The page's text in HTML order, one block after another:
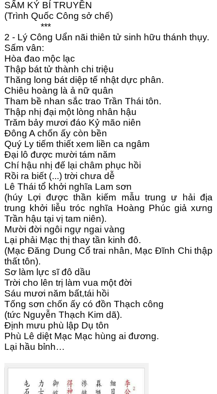
Góc chia sẻ
Tìm kiếm
SẤM KÝ BÍ TRUYỀN
(Trình Quốc Công sở chế)
***
2 - Lý Công Uẩn nãi thiên tử sinh hữu thánh thụy.
Sấm vân:
Hòa đao mộc lạc
Thập bát tử thành chi triệu
Thăng long bát diệp tế nhật dực phân.
Chiêu hoàng là ả nữ quân
Tham bề nhan sắc trao Trần Thái tôn.
Thập nhị đại một lòng nhân hậu
Trăm bảy mươi đáo Kỷ mão niên
Đông A chốn ấy còn bền
Quý Ly tiếm thiết xem liền ca ngâm
Đại lô được mười tám năm
Chí hậu nhị đế lại châm phục hồi
Rồi ra biết (...) trời chưa dễ
Lê Thái tổ khởi nghĩa Lam sơn
(húy Lợi được thần kiếm mẫu trung ư hải địa
trung khởi liễu tróc nghĩa Hoàng Phúc giả xưng
Trần hậu tại vị tam niên).
Mười đời ngôi ngự ngai vàng
Lại phải Mạc thị thay tần kinh đô.
(Mạc Đăng Dung Cổ trai nhân, Mạc Đĩnh Chi thập
thất tôn).
Sơ làm lực sĩ đô dầu
Trời cho lên trị làm vua một đời
Sáu mươi năm bất,tái hồi
Tống sơn chốn ấy có đồn Thạch công
(tức Nguyễn Thạch Kim dã).
Định mưu phù lập Dụ tôn
Phù Lê diệt Mạc Mạc hùng ai đương.
Lại hầu bỉnh…